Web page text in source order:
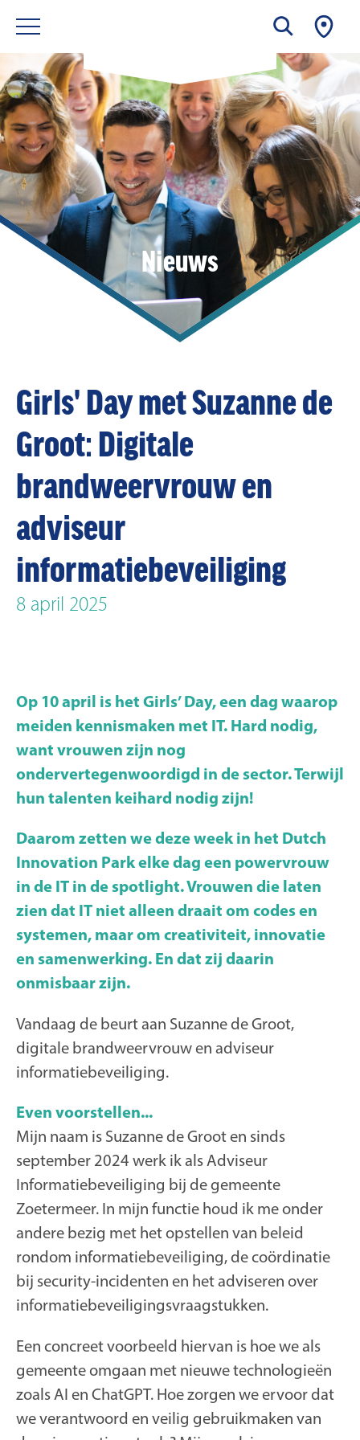
Nieuws
Girls' Day met Suzanne de
Groot: Digitale
brandweervrouw en
adviseur
informatiebeveiliging
8 april 2025
Op 10 april is het Girls’ Day, een dag waarop
meiden kennismaken met IT. Hard nodig,
want vrouwen zijn nog
ondervertegenwoordigd in de sector. Terwijl
hun talenten keihard nodig zijn!
Daarom zetten we deze week in het Dutch
Innovation Park elke dag een powervrouw
in de IT in de spotlight. Vrouwen die laten
zien dat IT niet alleen draait om codes en
systemen, maar om creativiteit, innovatie
en samenwerking. En dat zij daarin
onmisbaar zijn.
Vandaag de beurt aan Suzanne de Groot,
digitale brandweervrouw en adviseur
informatiebeveiliging.
Even voorstellen...
Mijn naam is Suzanne de Groot en sinds
september 2024 werk ik als Adviseur
Informatiebeveiliging bij de gemeente
Zoetermeer. In mijn functie houd ik me onder
andere bezig met het opstellen van beleid
rondom informatiebeveiliging, de coördinatie
bij security-incidenten en het adviseren over
informatiebeveiligingsvraagstukken.
Een concreet voorbeeld hiervan is hoe we als
gemeente omgaan met nieuwe technologieën
zoals AI en ChatGPT. Hoe zorgen we ervoor dat
we verantwoord en veilig gebruikmaken van